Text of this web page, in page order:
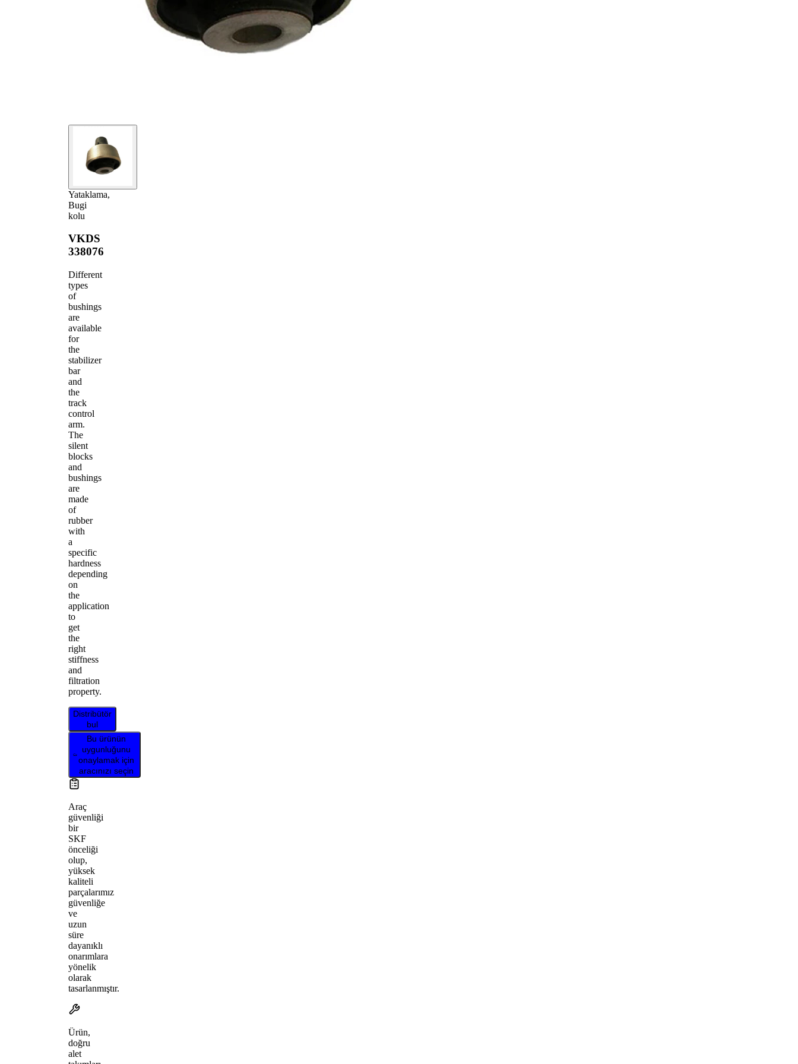
Yataklama,
Bugi
kolu
VKDS
338076
Different
types
of
bushings
are
available
for
the
stabilizer
bar
and
the
track
control
arm.
The
silent
blocks
and
bushings
are
made
of
rubber
with
a
specific
hardness
depending
on
the
application
to
get
the
right
stiffness
and
filtration
property.
Distribütör
bul
Bu ürünün
uygunluğunu
onaylamak için
aracınızı seçin
Araç
güvenliği
bir
SKF
önceliği
olup,
yüksek
kaliteli
parçalarımız
güvenliğe
ve
uzun
süre
dayanıklı
onarımlara
yönelik
olarak
tasarlanmıştır.
Ürün,
doğru
alet